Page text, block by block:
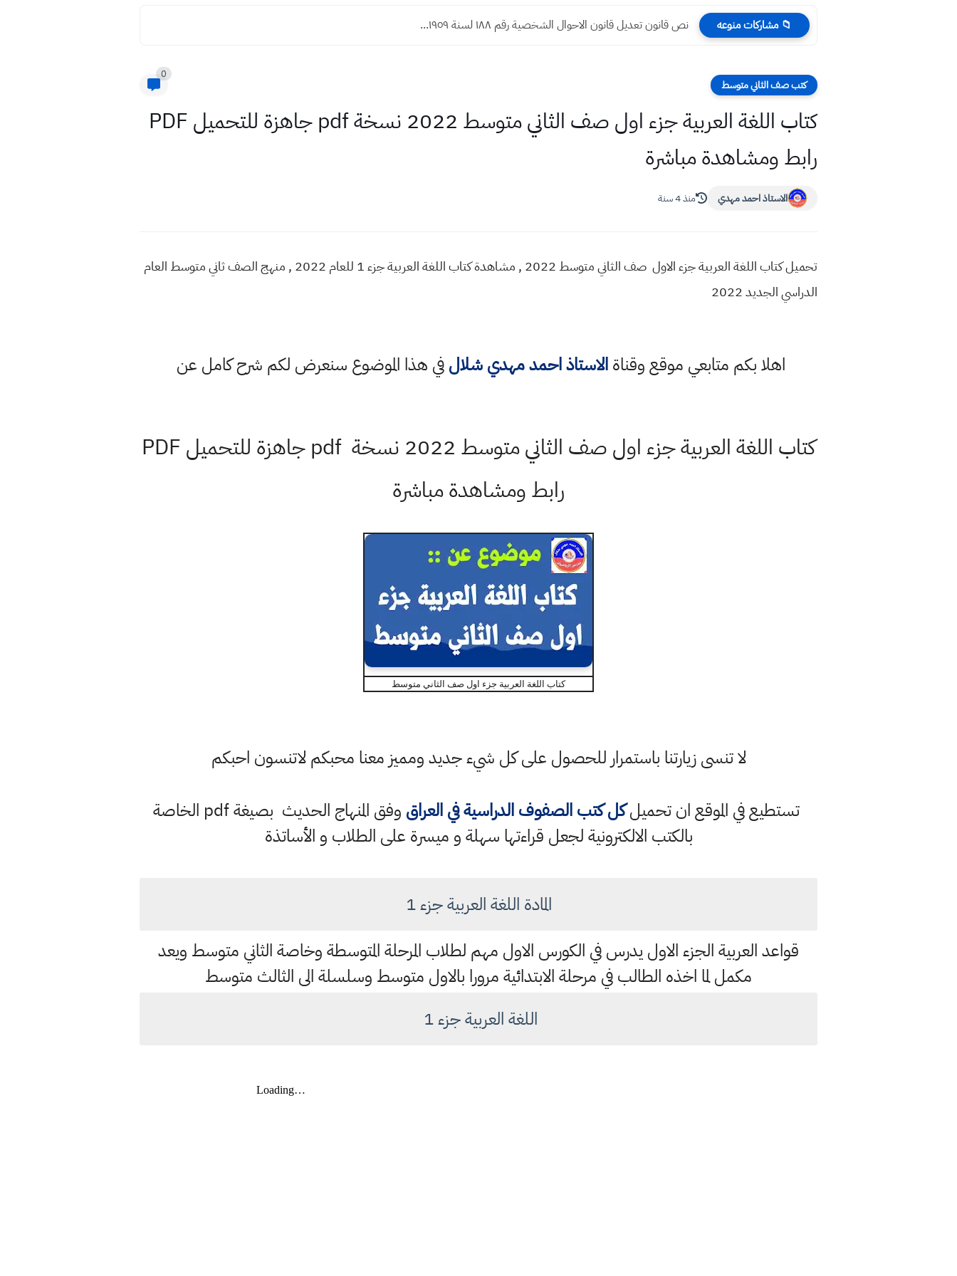
📁 مشاركات منوعه نص قانون تعديل قانون الاحوال الشخصية رقم ١٨٨ لسنة ١٩٥٩...
كتب صف الثاني متوسط
0
كتاب اللغة العربية جزء اول صف الثاني متوسط 2022 نسخة pdf جاهزة للتحميل PDF
رابط ومشاهدة مباشرة
الاستاذ احمد مهدي منذ 4 سنة
تحميل كتاب اللغة العربية جزء الاول صف الثاني متوسط 2022 , مشاهدة كتاب اللغة العربية جزء 1 للعام 2022 , منهج الصف ثاني متوسط العام
الدراسي الجديد 2022
اهلا بكم متابعي موقع وقناةالاستاذ احمد مهدي شلالفي هذا الموضوع سنعرض لكم شرح كامل عن
كتاب اللغة العربية جزء اول صف الثاني متوسط 2022 نسخة pdf جاهزة للتحميل PDF
رابط ومشاهدة مباشرة
كتاب اللغة العربية جزء اول صف الثاني متوسط
لا تنسى زيارتنا باستمرار للحصول على كل شيء جديد ومميز معنا محبكم لاتنسون احبكم
تستطيع في الموقع ان تحميلكل كتب الصفوف الدراسية في العراق
وفق المنهاج الحديث بصيغة pdf الخاصة
بالكتب الالكترونية لجعل قراءتها سهلة و ميسرة على الطلاب و الأساتذة
المادة اللغة العربية جزء 1
قواعد العربية الجزء الاول يدرس في الكورس الاول مهم لطلاب المرحلة المتوسطة وخاصة الثاني متوسط ويعد
مكمل لما اخذه الطالب في مرحلة الابتدائية مرورا بالاول متوسط وسلسلة الى الثالث متوسط
اللغة العربية جزء 1